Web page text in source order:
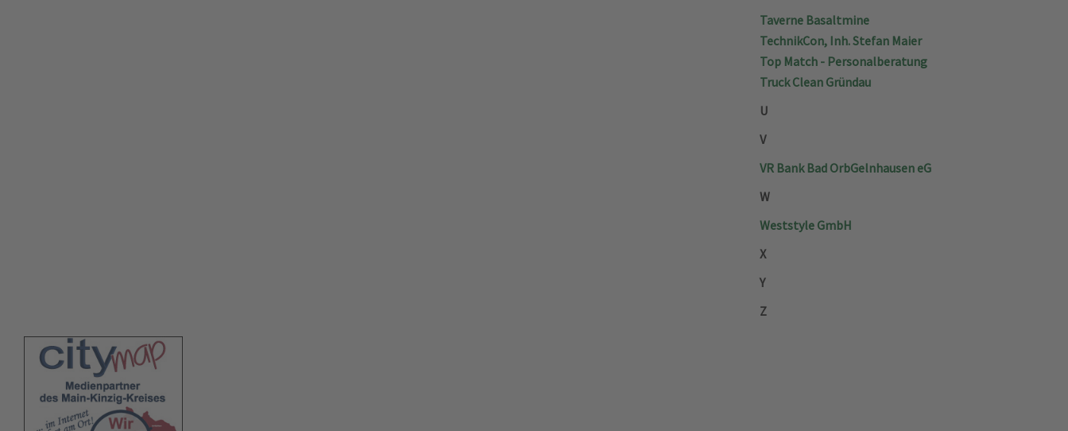
Taverne Basaltmine
TechnikCon, Inh. Stefan Maier
Top Match - Personalberatung
Truck Clean Gründau
U
V
VR Bank Bad Orb­Gelnhausen eG
W
Weststyle GmbH
X
Y
Z